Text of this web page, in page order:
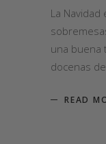
La Navidad
una buena
docenas
READ